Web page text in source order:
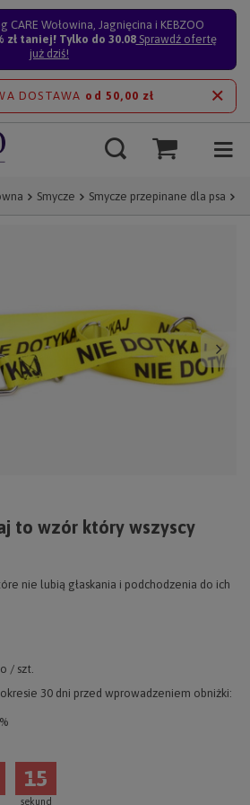
CARE Wołowina, Jagnięcina i KEBZOO
zł taniej! Tylko do 30.08Sprawdź ofertę
już dziś!
DOSTAWA od 50,00 zł
Smycze Smycze przepinane dla psa
to wzór który wszyscy
nie lubią głaskania i podchodzenia do ich
/ szt.
30 dni przed wprowadzeniem obniżki:
sekund
15